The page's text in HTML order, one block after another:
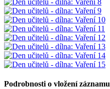
Podrobnosti o vložení záznamu